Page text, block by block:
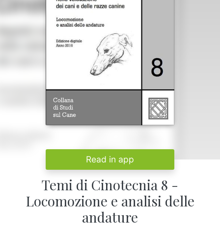
Read in app
Temi di Cinotecnia 8 -
Locomozione e analisi delle
andature